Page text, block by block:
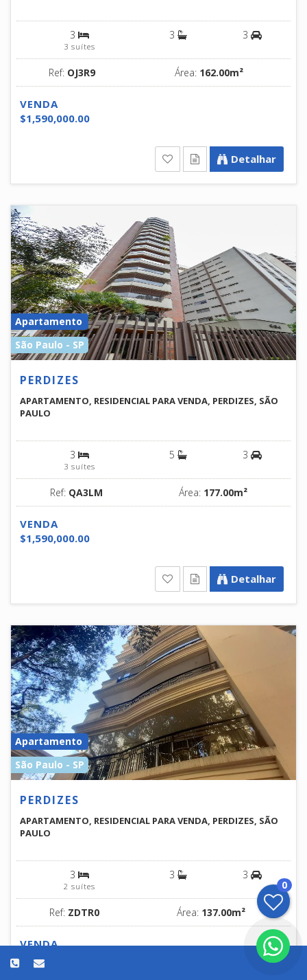
3
3 suítes
3 3
Ref: OJ3R9 Área: 162.00m²
VENDA
$1,590,000.00
Detalhar
Apartamento
São Paulo - SP
PERDIZES
APARTAMENTO, RESIDENCIAL PARA VENDA, PERDIZES, SÃO
PAULO
3
3 suítes
5 3
Ref: QA3LM Área: 177.00m²
VENDA
$1,590,000.00
Detalhar
Apartamento
São Paulo - SP
PERDIZES
APARTAMENTO, RESIDENCIAL PARA VENDA, PERDIZES, SÃO
PAULO
3
2 suítes
3 3
Ref: ZDTR0 Área: 137.00m²
VENDA
$1,750,000.00
0